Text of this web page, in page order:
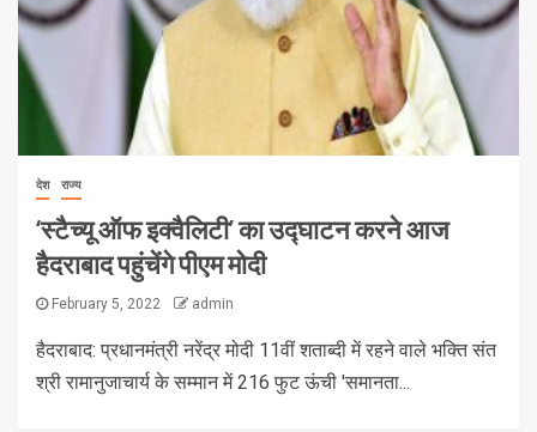
देश राज्य
‘स्टैच्यू ऑफ इक्वैलिटी’ का उद्घाटन करने आज
हैदराबाद पहुंचेंगे पीएम मोदी
February 5, 2022 admin
हैदराबाद: प्रधानमंत्री नरेंद्र मोदी 11वीं शताब्दी में रहने वाले भक्ति संत
श्री रामानुजाचार्य के सम्मान में 216 फुट ऊंची 'समानता...